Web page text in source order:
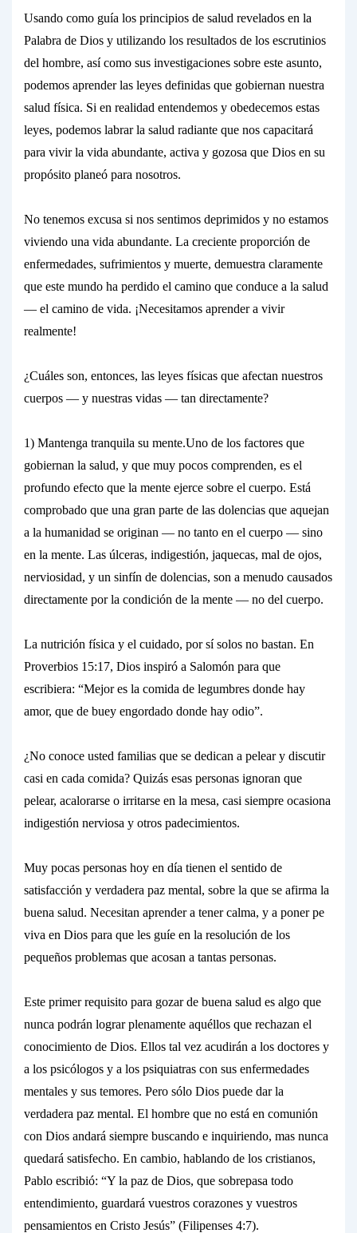
Usando como guía los principios de salud revelados en la
Palabra de Dios y utilizando los resultados de los escrutinios
del hombre, así como sus investigaciones sobre este asunto,
podemos aprender las leyes definidas que gobiernan nuestra
salud física. Si en realidad entendemos y obedecemos estas
leyes, podemos labrar la salud radiante que nos capacitará
para vivir la vida abundante, activa y gozosa que Dios en su
propósito planeó para nosotros.
No tenemos excusa si nos sentimos deprimidos y no estamos
viviendo una vida abundante. La creciente proporción de
enfermedades, sufrimientos y muerte, demuestra claramente
que este mundo ha perdido el camino que conduce a la salud
— el camino de vida. ¡Necesitamos aprender a vivir
realmente!
¿Cuáles son, entonces, las leyes físicas que afectan nuestros
cuerpos — y nuestras vidas — tan directamente?
1) Mantenga tranquila su mente.Uno de los factores que
gobiernan la salud, y que muy pocos comprenden, es el
profundo efecto que la mente ejerce sobre el cuerpo. Está
comprobado que una gran parte de las dolencias que aquejan
a la humanidad se originan — no tanto en el cuerpo — sino
en la mente. Las úlceras, indigestión, jaquecas, mal de ojos,
nerviosidad, y un sinfín de dolencias, son a menudo causados
directamente por la condición de la mente — no del cuerpo.
La nutrición física y el cuidado, por sí solos no bastan. En
Proverbios 15:17, Dios inspiró a Salomón para que
escribiera: “Mejor es la comida de legumbres donde hay
amor, que de buey engordado donde hay odio”.
¿No conoce usted familias que se dedican a pelear y discutir
casi en cada comida? Quizás esas personas ignoran que
pelear, acalorarse o irritarse en la mesa, casi siempre ocasiona
indigestión nerviosa y otros padecimientos.
Muy pocas personas hoy en día tienen el sentido de
satisfacción y verdadera paz mental, sobre la que se afirma la
buena salud. Necesitan aprender a tener calma, y a poner pe
viva en Dios para que les guíe en la resolución de los
pequeños problemas que acosan a tantas personas.
Este primer requisito para gozar de buena salud es algo que
nunca podrán lograr plenamente aquéllos que rechazan el
conocimiento de Dios. Ellos tal vez acudirán a los doctores y
a los psicólogos y a los psiquiatras con sus enfermedades
mentales y sus temores. Pero sólo Dios puede dar la
verdadera paz mental. El hombre que no está en comunión
con Dios andará siempre buscando e inquiriendo, mas nunca
quedará satisfecho. En cambio, hablando de los cristianos,
Pablo escribió: “Y la paz de Dios, que sobrepasa todo
entendimiento, guardará vuestros corazones y vuestros
pensamientos en Cristo Jesús” (Filipenses 4:7).